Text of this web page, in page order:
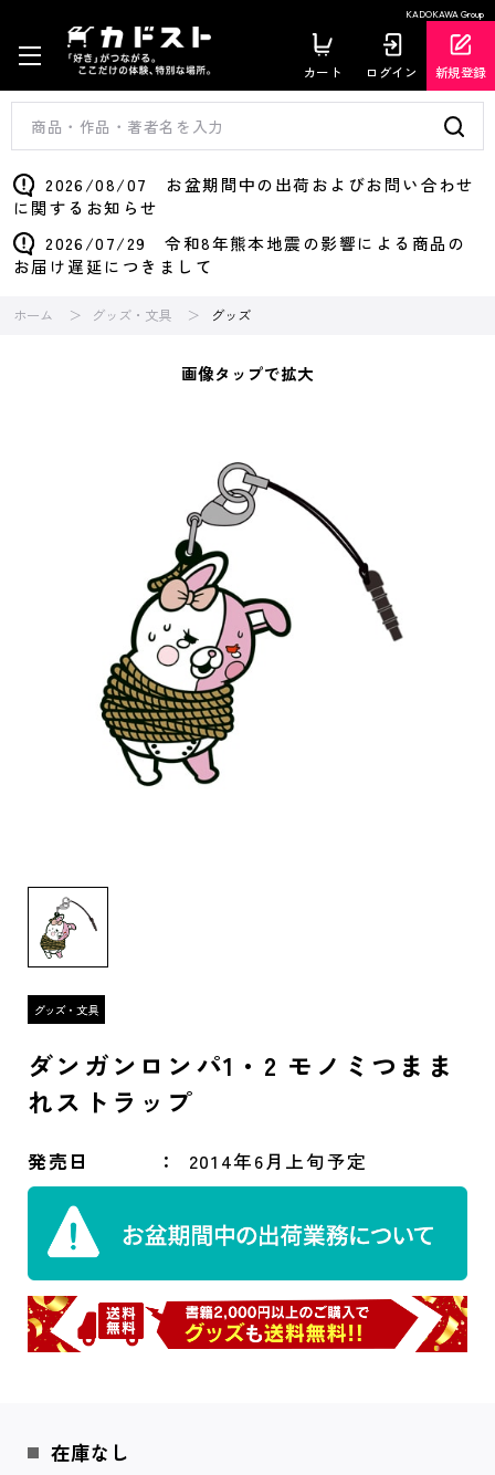
KADOKAWA Group
カート ログイン 新規登録
2026/08/07 お盆期間中の出荷およびお問い合わせ
に関するお知らせ
2026/07/29 令和8年熊本地震の影響による商品の
お届け遅延につきまして
ホーム グッズ・文具 グッズ
画像タップで拡大
ダンガンロンパ1・2 モノミつまま
れストラップ
発売日 2014年6月上旬予定
在庫なし